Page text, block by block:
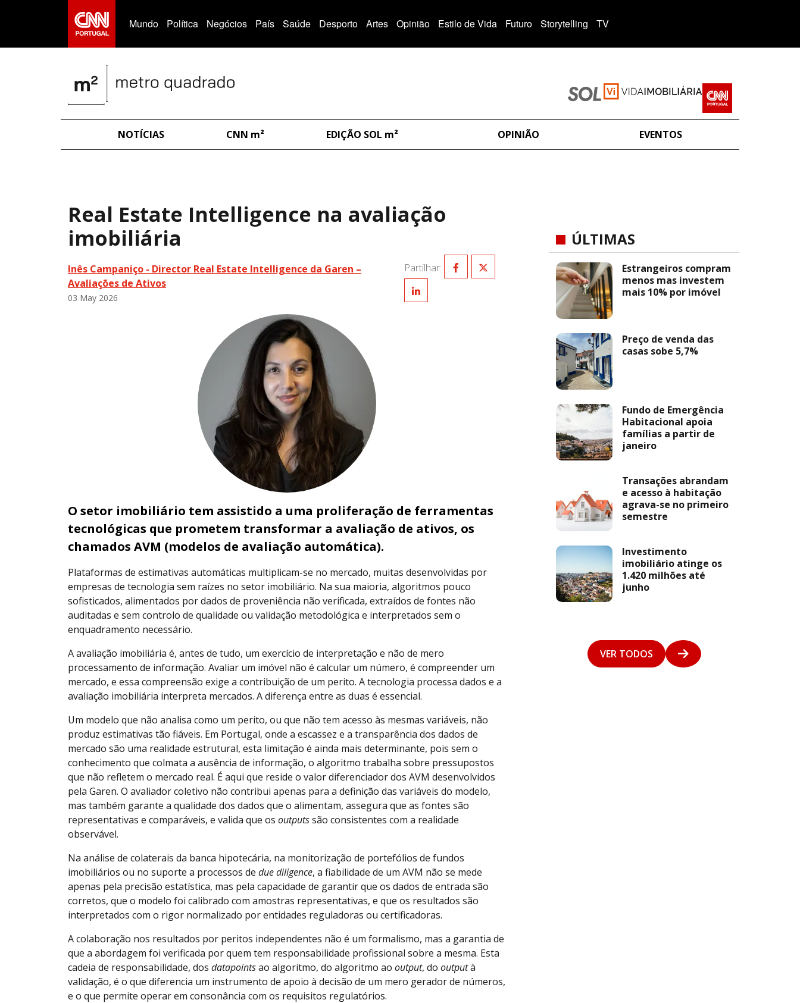
Mundo Política Negócios País Saúde Desporto Artes Opinião Estilo de Vida Futuro Storytelling TV
NOTÍCIAS CNN m² EDIÇÃO SOL m² OPINIÃO EVENTOS
Real Estate Intelligence na avaliação
imobiliária
Inês Campaniço - Director Real Estate Intelligence da Garen –
Avaliações de Ativos
03 May 2026
Partilhar:
O setor imobiliário tem assistido a uma proliferação de ferramentas
tecnológicas que prometem transformar a avaliação de ativos, os
chamados AVM (modelos de avaliação automática).
Plataformas de estimativas automáticas multiplicam-se no mercado, muitas desenvolvidas por
empresas de tecnologia sem raízes no setor imobiliário. Na sua maioria, algoritmos pouco
sofisticados, alimentados por dados de proveniência não verificada, extraídos de fontes não
auditadas e sem controlo de qualidade ou validação metodológica e interpretados sem o
enquadramento necessário.
A avaliação imobiliária é, antes de tudo, um exercício de interpretação e não de mero
processamento de informação. Avaliar um imóvel não é calcular um número, é compreender um
mercado, e essa compreensão exige a contribuição de um perito. A tecnologia processa dados e a
avaliação imobiliária interpreta mercados. A diferença entre as duas é essencial.
Um modelo que não analisa como um perito, ou que não tem acesso às mesmas variáveis, não
produz estimativas tão fiáveis. Em Portugal, onde a escassez e a transparência dos dados de
mercado são uma realidade estrutural, esta limitação é ainda mais determinante, pois sem o
conhecimento que colmata a ausência de informação, o algoritmo trabalha sobre pressupostos
que não refletem o mercado real. É aqui que reside o valor diferenciador dos AVM desenvolvidos
pela Garen. O avaliador coletivo não contribui apenas para a definição das variáveis do modelo,
mas também garante a qualidade dos dados que o alimentam, assegura que as fontes são
representativas e comparáveis, e valida que os outputssão consistentes com a realidade
observável.
Na análise de colaterais da banca hipotecária, na monitorização de portefólios de fundos
imobiliários ou no suporte a processos de due diligence, a fiabilidade de um AVM não se mede
apenas pela precisão estatística, mas pela capacidade de garantir que os dados de entrada são
corretos, que o modelo foi calibrado com amostras representativas, e que os resultados são
interpretados com o rigor normalizado por entidades reguladoras ou certificadoras.
A colaboração nos resultados por peritos independentes não é um formalismo, mas a garantia de
que a abordagem foi verificada por quem tem responsabilidade profissional sobre a mesma. Esta
cadeia de responsabilidade, dos datapointsao algoritmo, do algoritmo ao output, do outputà
validação, é o que diferencia um instrumento de apoio à decisão de um mero gerador de números,
e o que permite operar em consonância com os requisitos regulatórios.
ÚLTIMAS
Estrangeiros compram
menos mas investem
mais 10% por imóvel
Preço de venda das
casas sobe 5,7%
Fundo de Emergência
Habitacional apoia
famílias a partir de
janeiro
Transações abrandam
e acesso à habitação
agrava-se no primeiro
semestre
Investimento
imobiliário atinge os
1.420 milhões até
junho
VER TODOS